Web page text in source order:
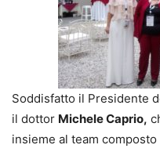
Soddisfatto il Presidente
il dottor Michele Caprio,
insieme al team composto